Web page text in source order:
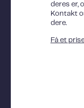
deres er,
Kontakt
dere.
Få et